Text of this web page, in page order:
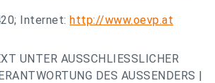
Internet: http://www.oevp.at
UNTER AUSSCHLIESSLICHER
DES AUSSENDERS |